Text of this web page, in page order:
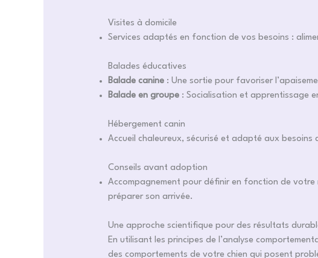
Visites à domicile
Services adaptés en fonction de vos besoins :
Balades éducatives
Balade canine : Une sortie pour favoriser
Balade en groupe: Socialisation et apprentissage
Hébergement canin
Accueil chaleureux, sécurisé et adapté aux besoins
Conseils avant adoption
Accompagnement pour définir en fonction de votre
préparer son arrivée.
Une approche scientifique pour des résultats
En utilisant les principes de l’analyse
des comportements de votre chien qui posent